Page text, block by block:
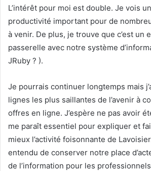
L’intérêt pour moi est double. Je vois
productivité important pour de
à venir. De plus, je trouve que c’est un
passerelle avec notre système
JRuby ? ).
Je pourrais continuer longtemps mais
lignes les plus saillantes de l’avenir à
offres en ligne. J’espère ne pas avoir
me paraît essentiel pour expliquer et
mieux l’activité foisonnante de
entendu de conserver notre place
de l’information pour les